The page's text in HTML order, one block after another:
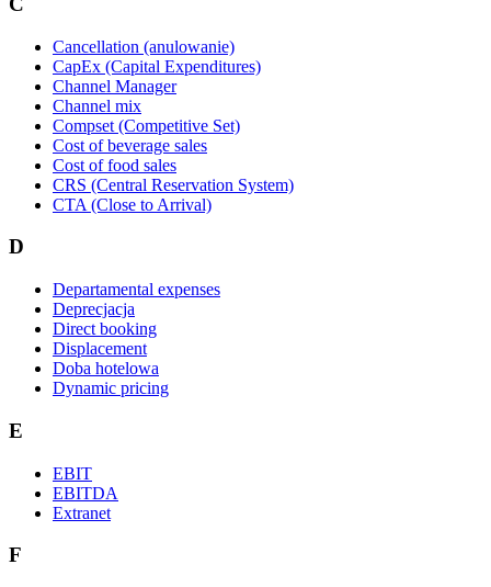
Cancellation (anulowanie)
CapEx (Capital Expenditures)
Channel Manager
Channel mix
Compset (Competitive Set)
Cost of beverage sales
Cost of food sales
CRS (Central Reservation System)
CTA (Close to Arrival)
D
Departamental expenses
Deprecjacja
Direct booking
Displacement
Doba hotelowa
Dynamic pricing
E
EBIT
EBITDA
Extranet
F